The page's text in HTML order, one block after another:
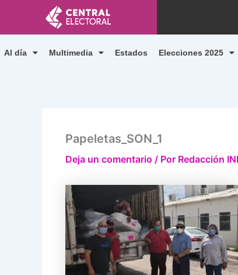
contenido
Al día Multimedia Estados Elecciones 2025
Papeletas_SON_1
Deja un comentario / Por Redacción